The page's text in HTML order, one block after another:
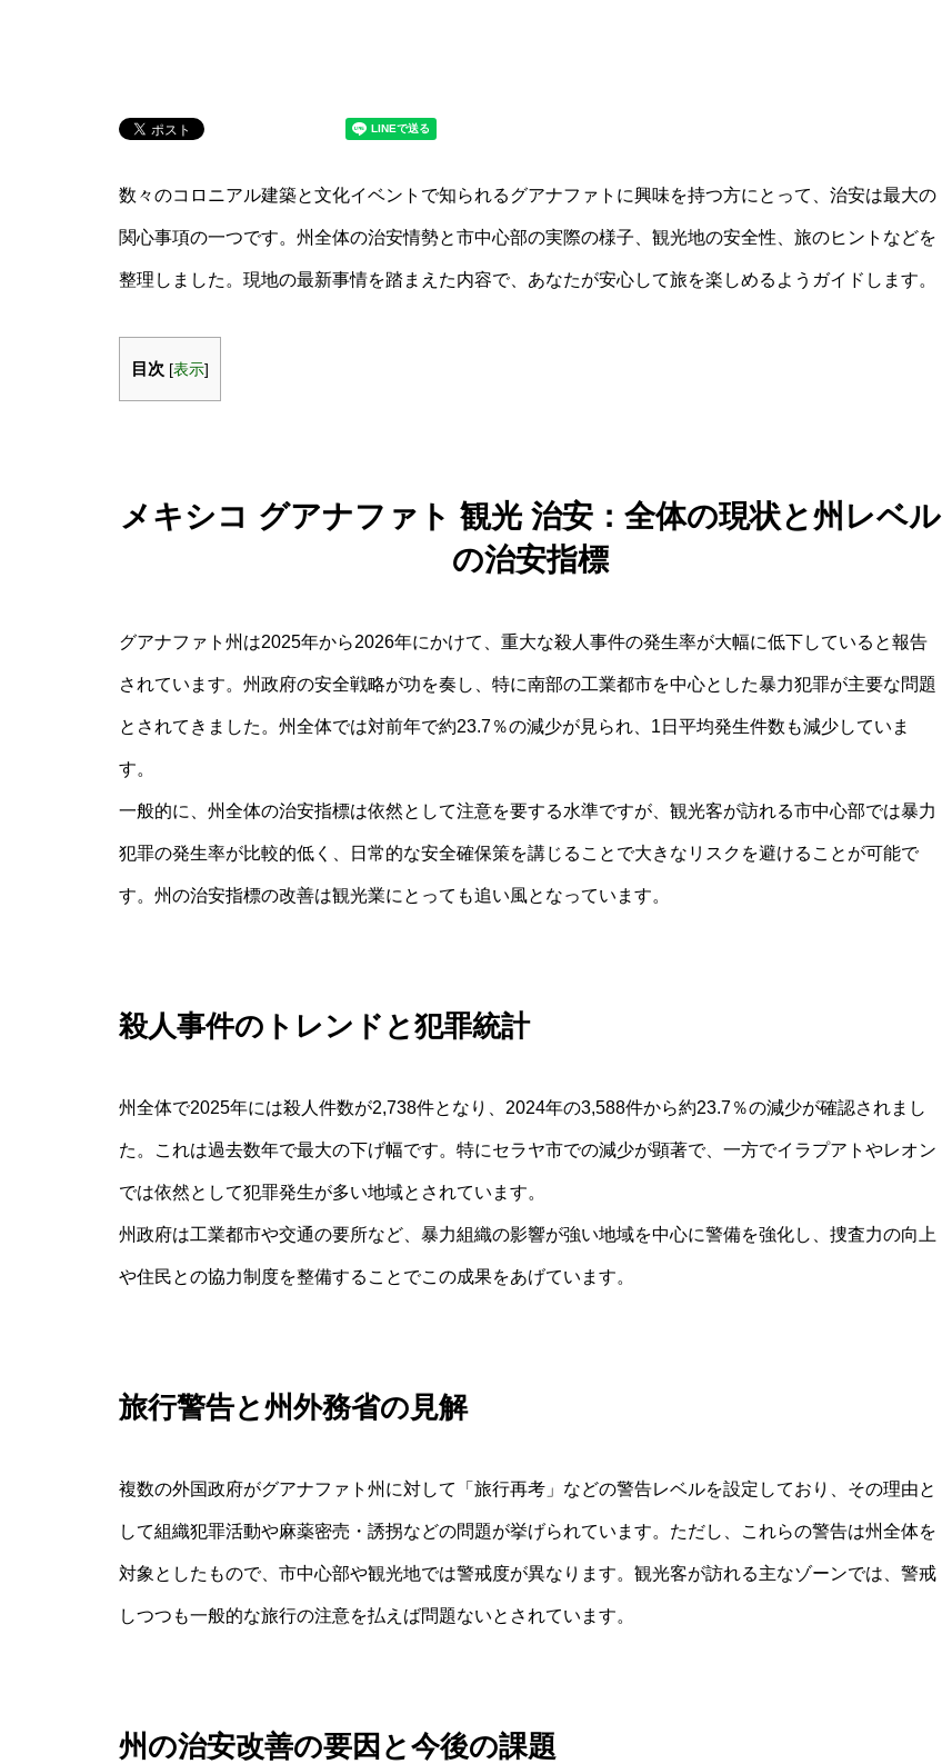
数々のコロニアル建築と文化イベントで知られるグアナファトに興味を持つ方にとって、治安は最大の
関心事項の一つです。州全体の治安情勢と市中心部の実際の様子、観光地の安全性、旅のヒントなどを
整理しました。現地の最新事情を踏まえた内容で、あなたが安心して旅を楽しめるようガイドします。
目次 [表示]
メキシコ グアナファト 観光 治安：全体の現状と州レベル
の治安指標
グアナファト州は2025年から2026年にかけて、重大な殺人事件の発生率が大幅に低下していると報告
されています。州政府の安全戦略が功を奏し、特に南部の工業都市を中心とした暴力犯罪が主要な問題
とされてきました。州全体では対前年で約23.7％の減少が見られ、1日平均発生件数も減少していま
す。
一般的に、州全体の治安指標は依然として注意を要する水準ですが、観光客が訪れる市中心部では暴力
犯罪の発生率が比較的低く、日常的な安全確保策を講じることで大きなリスクを避けることが可能で
す。州の治安指標の改善は観光業にとっても追い風となっています。
殺人事件のトレンドと犯罪統計
州全体で2025年には殺人件数が2,738件となり、2024年の3,588件から約23.7％の減少が確認されまし
た。これは過去数年で最大の下げ幅です。特にセラヤ市での減少が顕著で、一方でイラプアトやレオン
では依然として犯罪発生が多い地域とされています。
州政府は工業都市や交通の要所など、暴力組織の影響が強い地域を中心に警備を強化し、捜査力の向上
や住民との協力制度を整備することでこの成果をあげています。
旅行警告と州外務省の見解
複数の外国政府がグアナファト州に対して「旅行再考」などの警告レベルを設定しており、その理由と
して組織犯罪活動や麻薬密売・誘拐などの問題が挙げられています。ただし、これらの警告は州全体を
対象としたもので、市中心部や観光地では警戒度が異なります。観光客が訪れる主なゾーンでは、警戒
しつつも一般的な旅行の注意を払えば問題ないとされています。
州の治安改善の要因と今後の課題